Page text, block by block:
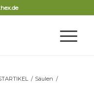
/ Säulen /